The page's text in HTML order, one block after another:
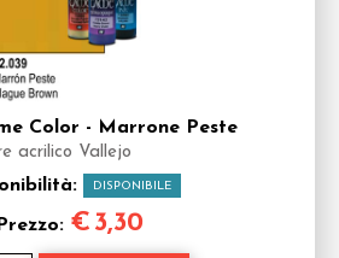
Color - Marrone Peste
acrilico Vallejo
DISPONIBILE
Prezzo: € 3,30